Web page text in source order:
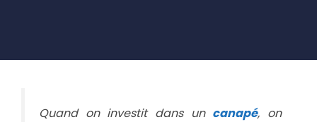
Quand on investit dans un canapé, on